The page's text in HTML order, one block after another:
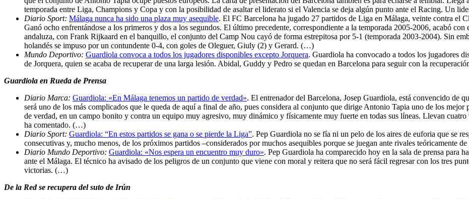
temporada entre Liga, Champions y Copa y con la posibilidad de asaltar el liderato si el Valencia se deja algún punto ante el Racing. Un
Diario Sport: Málaga nunca ha sido una plaza muy asequible. El FC Barcelona ha jugado 27 partidos de Liga en Málaga, veinte contra el
Ganó ocho enfrentándose a los primeros y dos a los segundos. El último precedente, correspondiente a la temporada 2005-2006, acabó con
andaluza, con Frank Rijkaard en el banquillo, el conjunto del Camp Nou cayó de forma estrepitosa por 5-1 (temporada 2003-2004). Sin
holandés se impuso por un contundente 0-4, con goles de Oleguer, Giuly (2) y Gerard. (…)
Mundo Deportivo: Guardiola convoca a todos los jugadores disponibles excepto Jorquera. Guardiola ha convocado a todos los jugadores
de Jorquera, quien se acaba de recuperar de una larga lesión. Abidal, Guddy y Pedro se quedan en Barcelona para seguir con la
Guardiola en Rueda de Prensa
Diario Marca: Guardiola: «En Málaga tenemos un partido de verdad». El entrenador del Barcelona, Josep Guardiola, está convencido de
será uno de los más complicados que le queda de aquí a final de año, pues considera al conjunto que dirige Antonio Tapia uno de los
de verdad, en un campo bonito y contra un equipo muy agresivo, muy dinámico y físicamente muy fuerte en todas sus líneas. Llevan
ha comentado. (…)
Diario Sport: Guardiola: “En estos partidos se gana o se pierde la Liga”. Pep Guardiola no se fía ni un pelo de los aires de euforia que se
consecutivas y, mucho menos, de los próximos partidos –considerados por muchos asequibles porque se juegan ante rivales teóricamente
Diario Mundo Deportivo: Guardiola: «Nos espera un encuentro muy duro». Pep Guardiola ha comparecido hoy en la sala de prensa para
ante el Málaga. El técnico ha avisado de los peligros de un conjunto que viene con moral y reitera que no será fácil regresar con los tres
victorias. (…)
De la Red se recupera del suto de Irún